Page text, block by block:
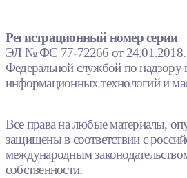
Регистрационный номер серии
ЭЛ № ФС 77-72266 от 24.01.2018.
Федеральной службой по надзору
информационных технологий и
Все права на любые материалы,
защищены в соответствии с
международным
собственности.